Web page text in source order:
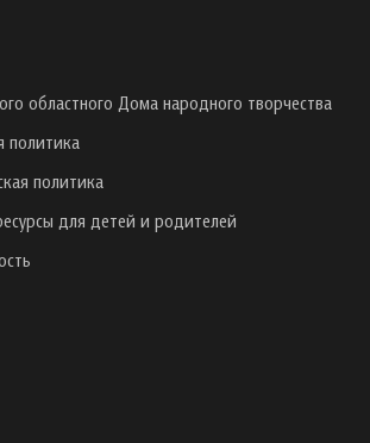
областного Дома народного творчества
политика
политика
для детей и родителей